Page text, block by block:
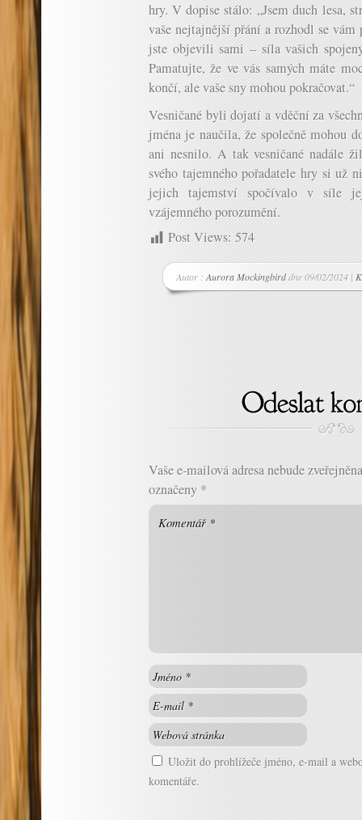
hry. V dopise stálo: „Jsem duch lesa,
vaše nejtajnější přání a rozhodl se
jste objevili sami – síla vašich
Pamatujte, že ve vás samých máte
končí, ale vaše sny mohou pokračovat.“
Vesničané byli dojatí a vděční za
jména je naučila, že společně mohou
ani nesnilo. A tak vesničané nadále
svého tajemného pořadatele hry si už
jejich tajemství spočívalo v síle
vzájemného porozumění.
Post Views: 574
Autor :Aurora Mockingbirddne 09/02/2024 |
Vaše e-mailová adresa nebude
označeny *
Uložit do prohlížeče jméno, e-mail a
komentáře.